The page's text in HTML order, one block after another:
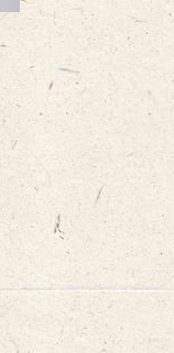
"fossilem Kurs"